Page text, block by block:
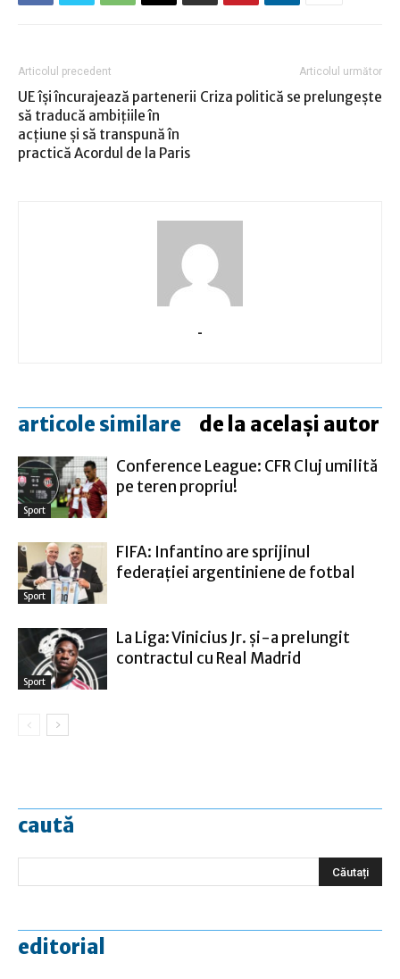
Articolul precedent
UE își încurajează partenerii
să traducă ambițiile în
acțiune și să transpună în
practică Acordul de la Paris
Articolul următor
Criza politică se prelungeşte
-
articole similare de la același autor
Sport
Conference League: CFR Cluj umilită
pe teren propriu!
Sport
FIFA: Infantino are sprijinul
federaţiei argentiniene de fotbal
Sport
La Liga: Vinicius Jr. şi-a prelungit
contractul cu Real Madrid
caută
editorial